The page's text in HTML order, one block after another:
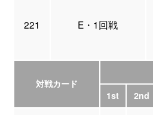
221 E・1回戦
対戦カード
1st
2nd